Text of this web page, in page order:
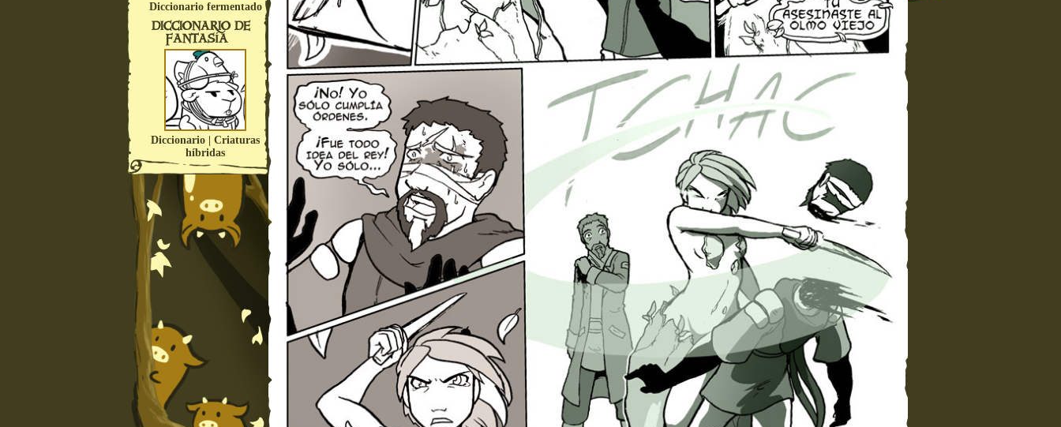
Diccionario fermentado
DICCIONARIO DE
FANTASÍA
Diccionario | Criaturas
híbridas